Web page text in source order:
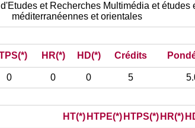
et Recherches Multimédia et études
méditerranéennes et orientales
HR(*) HD(*) Crédits
0 0 0 5
HT(*) HTPE(*) HTPS(*) HR(*)